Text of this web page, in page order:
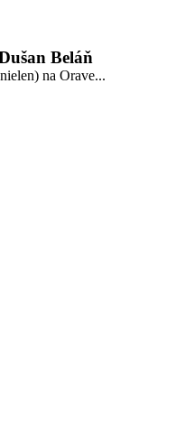
Beláň
na Orave...